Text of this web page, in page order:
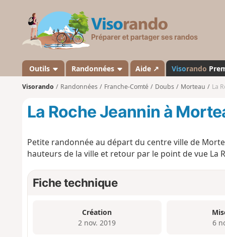
s
a
n
d
Outils Randonnées Aide ↗ Visorando
Visorando Randonnées Franche-Comté Doubs Morteau La
La Roche Jeannin à
Petite randonnée au départ du centre ville de
hauteurs de la ville et retour par le point de vue La
Fiche technique
Création
2 nov. 2019
6